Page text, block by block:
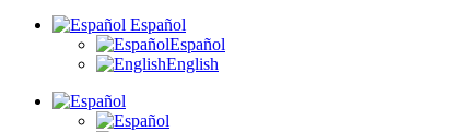
Español
Español
English